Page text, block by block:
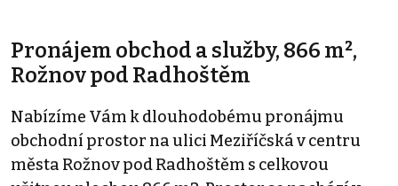
Pronájem obchod a služby, 866 m²,
Rožnov pod Radhoštěm
Nabízíme Vám k dlouhodobému pronájmu
obchodní prostor na ulici Meziříčská v centru
města Rožnov pod Radhoštěm s celkovou